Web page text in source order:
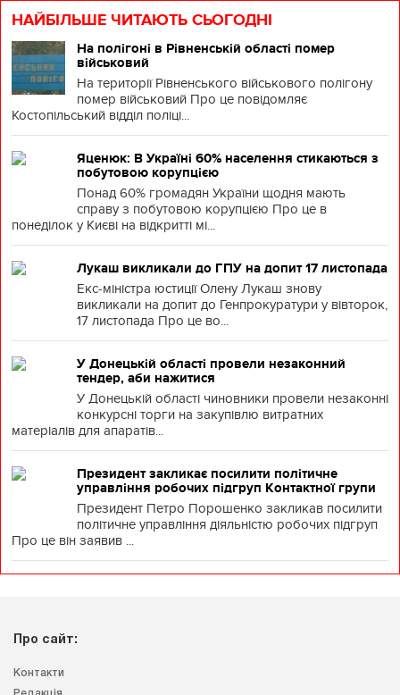
НАЙБІЛЬШЕ ЧИТАЮТЬ СЬОГОДНІ
На полігоні в Рівненській області помер
військовий
На території Рівненського військового полігону
помер військовий Про це повідомляє
Костопільський відділ поліці...
Яценюк: В Україні 60% населення стикаються з
побутовою корупцією
Понад 60% громадян України щодня мають
справу з побутовою корупцією Про це в
понеділок у Києві на відкритті мі...
Лукаш викликали до ГПУ на допит 17 листопада
Екс-міністра юстиції Олену Лукаш знову
викликали на допит до Генпрокуратури у вівторок,
17 листопада Про це во...
У Донецькій області провели незаконний
тендер, аби нажитися
У Донецькій області чиновники провели незаконні
конкурсні торги на закупівлю витратних
матеріалів для апаратів...
Президент закликає посилити політичне
управління робочих підгруп Контактної групи
Президент Петро Порошенко закликав посилити
політичне управління діяльністю робочих підгруп
Про це він заявив ...
Про сайт:
Контакти